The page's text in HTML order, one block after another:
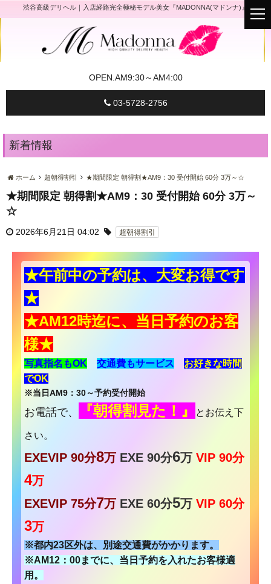
渋谷高級デリヘル｜入店経路完全極秘モデル美女『MADONNA(マドンナ)』
OPEN. AM9:30～AM4:00
03-5728-2756
新着情報
ホーム 超朝得割引 ★期間限定 朝得割★AM9：30 受付開始 60分 3万～☆
★期間限定 朝得割★AM9：30 受付開始 60分 3万～
☆
2026年6月21日 04:02 超朝得割引
★午前中の予約は、大変お得です
★
★AM12時迄に、当日予約のお客
様★
写真指名もOK 交通費もサービス お好きな時間
でOK
※当日AM9：30～予約受付開始
お電話で、 『朝得割見た！』 とお伝え下
さい。
EXEVIP 90分8万 EXE 90分6万 VIP 90分
4万
EXEVIP 75分7万 EXE 60分5万 VIP 60分
3万
※都内23区外は、別途交通費がかかります。
※AM12：00までに、当日予約を入れたお客様適
用。
t
o
g
i
t